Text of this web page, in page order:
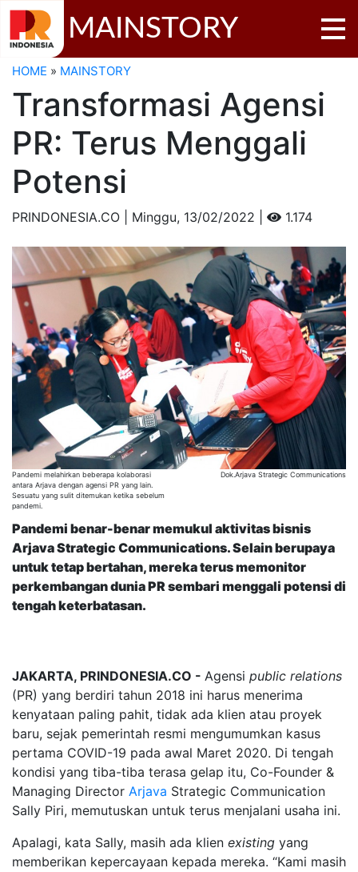
MAINSTORY
HOME » MAINSTORY
Transformasi Agensi
PR: Terus Menggali
Potensi
PRINDONESIA.CO | Minggu, 13/02/2022 | 1.174
Pandemi melahirkan beberapa kolaborasi
antara Arjava dengan agensi PR yang lain.
Sesuatu yang sulit ditemukan ketika sebelum
pandemi.
Dok.Arjava Strategic Communications
Pandemi benar-benar memukul aktivitas bisnis
Arjava Strategic Communications. Selain berupaya
untuk tetap bertahan, mereka terus memonitor
perkembangan dunia PR sembari menggali potensi di
tengah keterbatasan.
JAKARTA, PRINDONESIA.CO - Agensi public relations
(PR) yang berdiri tahun 2018 ini harus menerima
kenyataan paling pahit, tidak ada klien atau proyek
baru, sejak pemerintah resmi mengumumkan kasus
pertama COVID-19 pada awal Maret 2020. Di tengah
kondisi yang tiba-tiba terasa gelap itu, Co-Founder &
Managing Director Arjava Strategic Communication
Sally Piri, memutuskan untuk terus menjalani usaha ini.
Apalagi, kata Sally, masih ada klien existing yang
memberikan kepercayaan kepada mereka. “Kami masih